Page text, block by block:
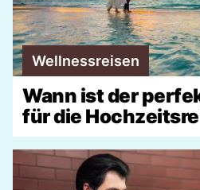
Wellnessreisen
Wann ist der
für die